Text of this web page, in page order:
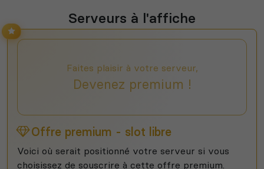
Serveurs à l'affiche
Faites plaisir à votre serveur,
Devenez premium !
Offre premium - slot libre
Voici où serait positionné votre serveur si vous
choisissez de souscrire à cette offre premium.